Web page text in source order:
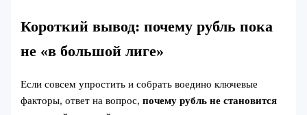
Короткий вывод: почему рубль пока
не «в большой лиге»
Если совсем упростить и собрать воедино ключевые
факторы, ответ на вопрос,почему рубль не становится